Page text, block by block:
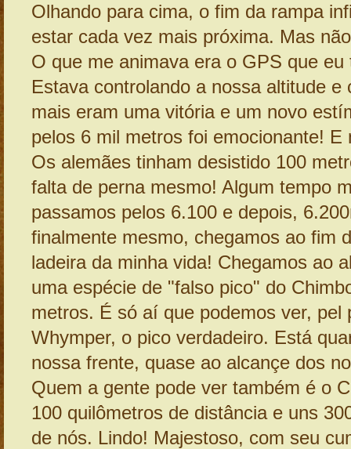
Olhando para cima, o fim da rampa
estar cada vez mais próxima. Mas
O que me animava era o GPS que eu
Estava controlando a nossa altitude e
mais eram uma vitória e um novo
pelos 6 mil metros foi emocionante! E
Os alemães tinham desistido 100
falta de perna mesmo! Algum tempo
passamos pelos 6.100 e depois,
finalmente mesmo, chegamos ao fim
ladeira da minha vida! Chegamos ao
uma espécie de "falso pico" do
metros. É só aí que podemos ver, pel
Whymper, o pico verdadeiro. Está
nossa frente, quase ao alcançe dos
Quem a gente pode ver também é o
100 quilômetros de distância e uns
de nós. Lindo! Majestoso, com seu